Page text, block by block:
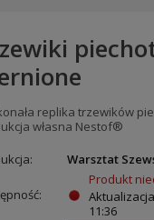
replika trzewików
własna Nestof®
Warsztat
Produkt
11:36